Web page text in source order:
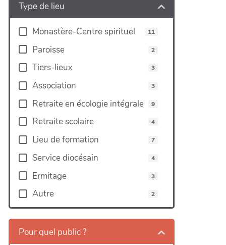
Type de lieu
Monastère-Centre spirituel 11
Paroisse 2
Tiers-lieux 3
Association 3
Retraite en écologie intégrale 9
Retraite scolaire 4
Lieu de formation 7
Service diocésain 4
Ermitage 3
Autre 2
Pour quel public ?
Leaflet|©
OpenStreetMap
contributors